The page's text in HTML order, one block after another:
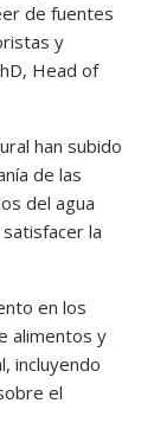
de fuentes
y
Head of
han subido
de las
del agua
la
en los
alimentos y
incluyendo
el